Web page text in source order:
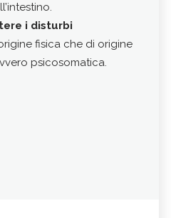
i disturbi
fisica che di origine
psicosomatica.